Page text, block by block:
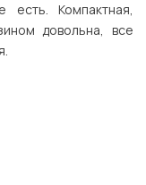
Компактная,
довольна, все